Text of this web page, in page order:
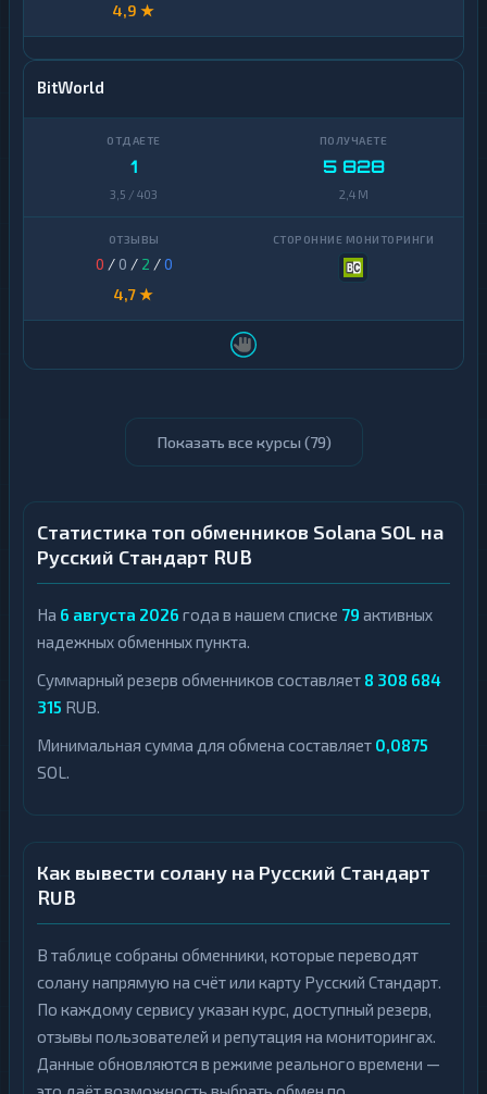
4,9 ★
BitWorld
1
3,5 / 403
5 828
2,4 M
0 / 0 / 2 /0
4,7 ★
Показать все курсы (79)
Статистика топ обменников Solana SOL на
Русский Стандарт RUB
На 6 августа 2026 года в нашем списке 79 активных
надежных обменных пункта.
Суммарный резерв обменников составляет 8 308 684
315 RUB.
Минимальная сумма для обмена составляет 0,0875
SOL.
Как вывести солану на Русский Стандарт
RUB
В таблице собраны обменники, которые переводят
солану напрямую на счёт или карту Русский Стандарт.
По каждому сервису указан курс, доступный резерв,
отзывы пользователей и репутация на мониторингах.
Данные обновляются в режиме реального времени —